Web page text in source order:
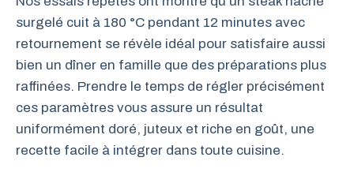
surgelé cuit à 180 °C pendant 12 minutes avec
retournement se révèle idéal pour satisfaire aussi
bien un dîner en famille que des préparations plus
raffinées. Prendre le temps de régler précisément
ces paramètres vous assure un résultat
uniformément doré, juteux et riche en goût, une
recette facile à intégrer dans toute cuisine.